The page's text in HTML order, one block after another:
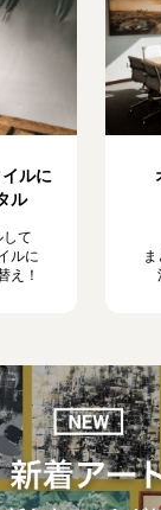
ルに
ル
して
ルに
え！